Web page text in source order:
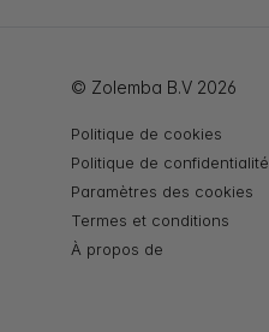
© Zolemba B.V 2026
Politique de cookies
Politique de confidentialité
Paramètres des cookies
Termes et conditions
À propos de